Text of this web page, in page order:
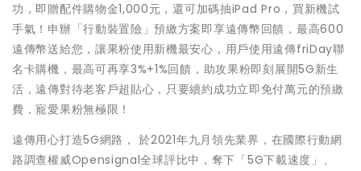
功，即贈配件購物金1,000元，還可加碼抽iPad Pro，買新機試
手氣！申辦「行動裝置險」預繳方案即享遠傳幣回饋，最高600
遠傳幣送給您，讓果粉使用新機最安心，用戶使用遠傳friDay聯
名卡購機，最高可再享3%+1%回饋，助攻果粉即刻展開5G新生
活，遠傳對待老客戶超貼心，只要續約成功立即免付萬元的預繳
費，寵愛果粉無極限！
遠傳用心打造5G網路， 於2021年九月領先業界，在國際行動網
路調查權威Opensignal全球評比中，奪下「5G下載速度」、